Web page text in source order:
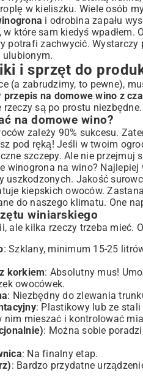
bukietu
na wino z czarnych
etap
cierpliwości
unikać
wina?
warunki
i inspiracje
winogron
po winie
wyjątkowym trunkiem
w kieliszku. Wiele osób
i odrobina zapału
w które sam kiedyś
potrafi zachwycić. Wystarczy
i sprzęt do
(a zabrudzimy, to pewne),
przepis na domowe wino z
są po prostu niezbędne.
na domowe wino?
zależy 90% sukcesu.
pod ręką! Jeśli w twoim
szczepy. Ale nie przejmuj
winogrona na wino? Najlepiej
uszkodzonych. Jakość
kiepskich owoców.
do naszego klimatu. One
winiarskiego
ale kilka rzeczy trzeba mieć.
: Szklany, minimum 15-25
korkiem: Absolutny mus!
owocówek.
: Niezbędny do zlewania
: Plastikowy lub ze
nim mieszać i kontrolować
: Można sobie
: Na finalny etap.
: Bardzo przydatne